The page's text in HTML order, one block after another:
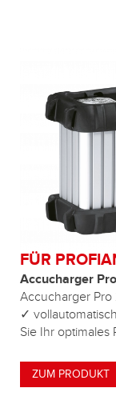
FÜR
Accucharger
Accucharger
✓
Sie Ihr optimales
ZUM PRODUKT